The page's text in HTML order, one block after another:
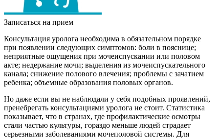
Записаться на прием
Консультация уролога необходима в обязательном порядке
при появлении следующих симптомов: боли в пояснице;
неприятные ощущения при мочеиспускании или половом
акте; недержание мочи; выделения из мочеиспускательного
канала; снижение полового влечения; проблемы с зачатием
ребенка; объемные образования половых органов.
Но даже если вы не наблюдали у себя подобных проявлений,
пренебрегать консультациями уролога не стоит. Статистика
показывает, что в странах, где профилактические осмотры
стали частью культуры, гораздо меньше людей страдает
серьезными заболеваниями мочеполовой системы. Для